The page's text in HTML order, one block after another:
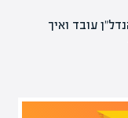
עובד ואיך